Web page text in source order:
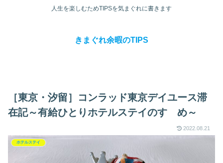
人生を楽しむためTIPSを気まぐれに書きます
きまぐれ余暇のTIPS
［東京・汐留］コンラッド東京デイユース滞
在記～有給ひとりホテルステイのすゝめ～
2022.08.21
ホテルステイ